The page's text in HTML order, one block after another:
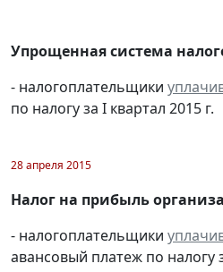
Упрощенная система
- налогоплательщики
по налогу за I квартал 2015 г.
28 апреля 2015
Налог на прибыль
- налогоплательщики
авансовый платеж по налогу